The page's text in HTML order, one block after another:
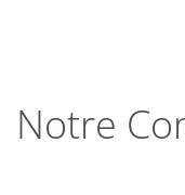
Notre